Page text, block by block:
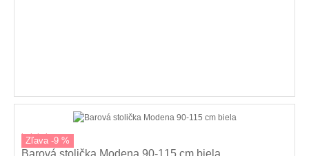
Zľava -9 %
kolekcia
Barová stolička Modena 90-115 cm biela